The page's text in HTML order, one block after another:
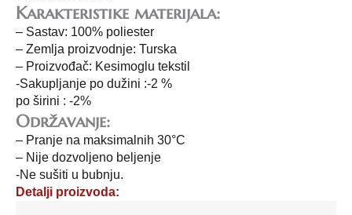
Karakteristike materijala:
– Sastav: 100% poliester
– Zemlja proizvodnje: Turska
– Proizvođač: Kesimoglu tekstil
-Sakupljanje po dužini :-2 %
po širini : -2%
Održavanje:
– Pranje na maksimalnih 30°C
– Nije dozvoljeno beljenje
-Ne sušiti u bubnju.
Detalji proizvoda: